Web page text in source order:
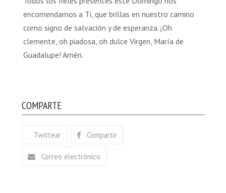
encomendamos a Ti, que brillas en nuestro camino
como signo de salvación y de esperanza. ¡Oh
clemente, oh piadosa, oh dulce Virgen, María de
Guadalupe! Amén.
COMPARTE
Twittear Compartir
Correo electrónico